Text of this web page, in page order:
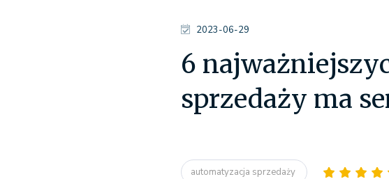
2023-06-29
6
sprzedaży ma
automatyzacja sprzedaży